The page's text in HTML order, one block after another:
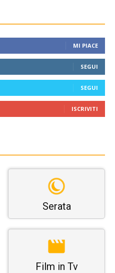
MI PIACE
SEGUI
SEGUI
ISCRIVITI
Serata
Film in Tv